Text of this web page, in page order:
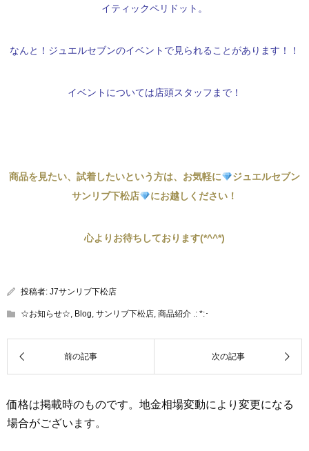
イティックペリドット。
なんと！ジュエルセブンのイベントで見られることがあります！！
イベントについては店頭スタッフまで！
商品を見たい、試着したいという方は、お気軽に
ジュエルセブン
サンリブ下松店
にお越しください！
心よりお待ちしております(*^^*)
投稿者: J7サンリブ下松店
☆お知らせ☆, Blog, サンリブ下松店, 商品紹介 .: *:･
価格は掲載時のものです。地金相場変動により変更になる
場合がございます。